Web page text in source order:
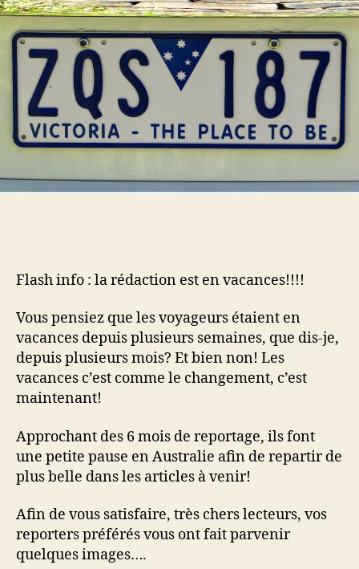
la
flème
clavier…
Flash info : la rédaction est en vacances!!!!
Vous pensiez que les voyageurs étaient en
vacances depuis plusieurs semaines, que dis-je,
depuis plusieurs mois? Et bien non! Les
vacances c’est comme le changement, c’est
maintenant!
Approchant des 6 mois de reportage, ils font
une petite pause en Australie afin de repartir de
plus belle dans les articles à venir!
Afin de vous satisfaire, très chers lecteurs, vos
reporters préférés vous ont fait parvenir
quelques images….